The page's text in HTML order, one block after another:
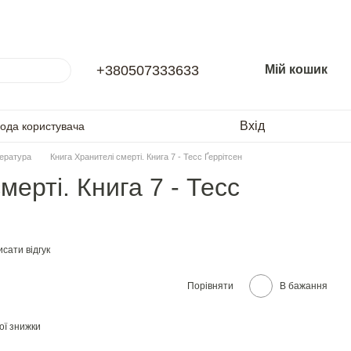
+380507333633 Мій кошик
користувача
Вхід
Книга Хранителі смерті. Книга 7 - Тесс Ґеррітсен
Книга 7 - Тесс
відгук
Порівняти В бажання
знижки